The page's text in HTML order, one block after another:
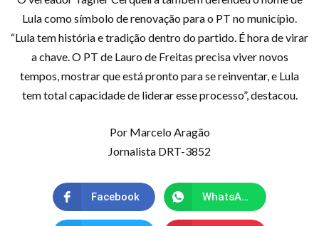
Lula como símbolo de renovação para o PT no município.
“Lula tem história e tradição dentro do partido. É hora de virar
a chave. O PT de Lauro de Freitas precisa viver novos
tempos, mostrar que está pronto para se reinventar, e Lula
tem total capacidade de liderar esse processo”, destacou.
Por Marcelo Aragão
Jornalista DRT-3852
Facebook WhatsApp